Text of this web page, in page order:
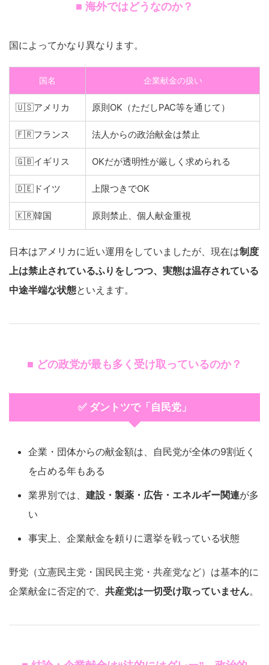
■ 海外ではどうなのか？
国によってかなり異なります。
国名 企業献金の扱い
🇺🇸アメリカ 原則OK（ただしPAC等を通じて）
🇫🇷フランス 法人からの政治献金は禁止
🇬🇧イギリス OKだが透明性が厳しく求められる
🇩🇪ドイツ 上限つきでOK
🇰🇷韓国 原則禁止、個人献金重視
日本はアメリカに近い運用をしていましたが、現在は制度
上は禁止されているふりをしつつ、実態は温存されている
中途半端な状態といえます。
■ どの政党が最も多く受け取っているのか？
✅ ダントツで「自民党」
企業・団体からの献金額は、自民党が全体の9割近く
を占める年もある
業界別では、 建設・製薬・広告・エネルギー関連が多
い
事実上、企業献金を頼りに選挙を戦っている状態
野党（立憲民主党・国民民主党・共産党など）は基本的に
企業献金に否定的で、 共産党は一切受け取っていません。